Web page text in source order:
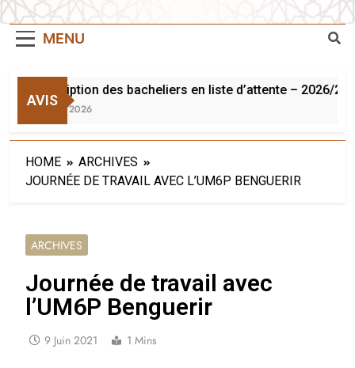
MENU
AVIS
Inscription des bacheliers en liste d’attente – 2026/
3 Août 2026
HOME
ARCHIVES
JOURNÉE DE TRAVAIL AVEC L’UM6P BENGUERIR
ARCHIVES
Journée de travail avec
l’UM6P Benguerir
9 Juin 2021 1 Mins